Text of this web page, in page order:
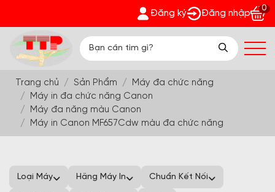
Phát - Nhận quà bất ngờ Đón Hè Sang chi tiết tại 'Khuyến
Đăng ký Đăng nhập
0
Trang chủ Sản Phẩm
Máy đa chức năng
Máy in đa chức năng Canon
Máy đa năng màu Canon
Máy in Canon MF657Cdw màu đa chức năng
Loại Máy Hãng Máy In Chuẩn Kết Nối